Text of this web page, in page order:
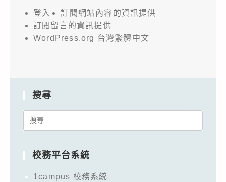
登入
訂閱網站內容的資訊提供
訂閱留言的資訊提供
WordPress.org 台灣繁體中文
搜尋
Search
校務平台系統
1campus 校務系統